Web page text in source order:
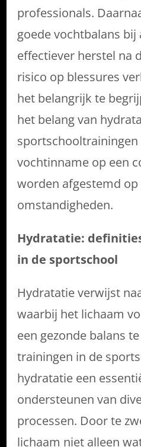
professionals.
goede vochtbalans bij
effectiever herstel na
risico op blessures
het belangrijk te
het belang van
sportschooltrainingen
vochtinname op een
worden afgestemd
omstandigheden.
Hydratatie:
in de sportschool
Hydratatie verwijst
waarbij het lichaam
een gezonde balans
trainingen in de
hydratatie een
ondersteunen van
processen. Door te
lichaam niet alleen